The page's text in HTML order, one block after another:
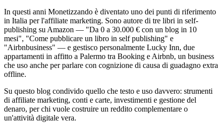
In questi anni Monetizzando è diventato uno dei punti di riferimento
in Italia per l'affiliate marketing. Sono autore di tre libri in self-
publishing su Amazon — "Da 0 a 30.000 € con un blog in 10
mesi", "Come pubblicare un libro in self publishing" e
"Airbnbusiness" — e gestisco personalmente Lucky Inn, due
appartamenti in affitto a Palermo tra Booking e Airbnb, un business
che uso anche per parlare con cognizione di causa di guadagno extra
offline.
Su questo blog condivido quello che testo e uso davvero: strumenti
di affiliate marketing, conti e carte, investimenti e gestione del
denaro, per chi vuole costruire un reddito complementare o
un'attività digitale vera.